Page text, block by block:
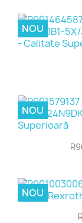
NOU
NOU
NOU